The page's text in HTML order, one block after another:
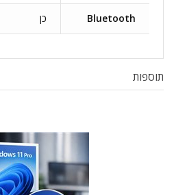
Bluetooth כן
תוספות